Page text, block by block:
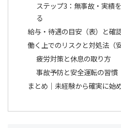
ステップ3：無事故・実績
る
給与・待遇の目安（表）と確
働く上でのリスクと対処法（
疲労対策と休息の取り方
事故予防と安全運転の習慣
まとめ｜未経験から確実に始